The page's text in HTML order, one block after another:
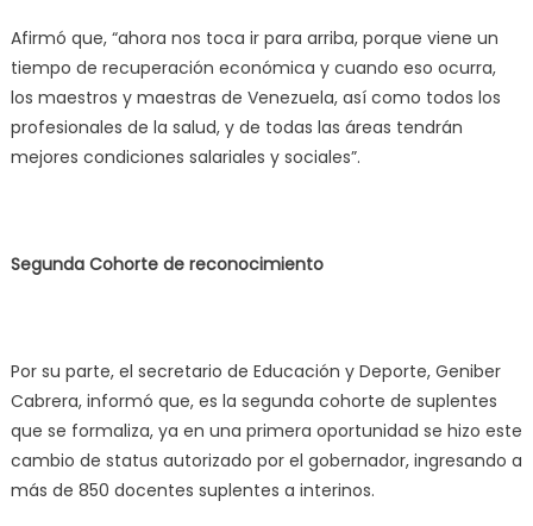
Afirmó que, “ahora nos toca ir para arriba, porque viene un
tiempo de recuperación económica y cuando eso ocurra,
los maestros y maestras de Venezuela, así como todos los
profesionales de la salud, y de todas las áreas tendrán
mejores condiciones salariales y sociales”.
Segunda Cohorte de reconocimiento
Por su parte, el secretario de Educación y Deporte, Geniber
Cabrera, informó que, es la segunda cohorte de suplentes
que se formaliza, ya en una primera oportunidad se hizo este
cambio de status autorizado por el gobernador, ingresando a
más de 850 docentes suplentes a interinos.